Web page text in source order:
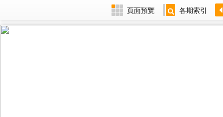
頁面預覽 各期索引